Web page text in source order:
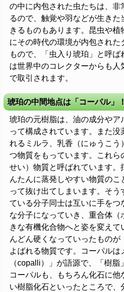
の中に内包された虫たちは、非
るので、触覚や羽などが生き
きるものもあります。昆虫や植
にその時代の環境が内包された
もので、「虫入り琥珀」と呼
は世界中のコレクターからも人
で取引されます。
琥珀の中間地点は「コーパル」
琥珀の元樹脂は、油の成分やア
って構成されています。また
れるミルラ、乳香（にゅうこう
つ物質をもっています。これら
せい）物質と呼ばれています。
んたんに蒸発しやすい物質の
って抜け出てしまいます。そう
ている分子同士は互いに手をつ
な分子になっていき、重合体（
きな有機化合物へと姿を変え
んどん硬くなっていったものが
よばれる物質です。コーパルは
（copalli）」が語源で、「樹脂
コーパルも、もちろん化石に
い樹脂化石といったところで、